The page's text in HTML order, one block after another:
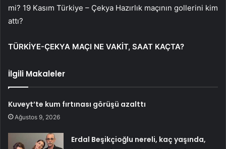
mi? 19 Kasım Türkiye – Çekya Hazırlık maçının gollerini kim
attı?
TÜRKİYE-ÇEKYA MAÇI NE VAKİT, SAAT KAÇTA?
İlgili Makaleler
Kuveyt’te kum fırtınası görüşü azalttı
Ağustos 9, 2026
Erdal Beşikçioğlu nereli, kaç yaşında,